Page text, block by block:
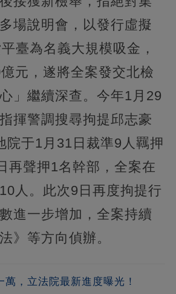
場說明會，以發行虛擬
臺為名義大規模吸金，
元，遂將全案發交北檢
」繼續深查。今年1月29
揮警調搜尋拘提邱志豪
院于1月31日裁準9人羈押
再聲押1名幹部，全案在
人。此次9日再度拘提行
進一步增加，全案持續
》等方向偵辦。
，立法院最新進度曝光！